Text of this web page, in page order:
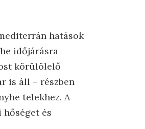
hatások
időjárásra
körülölelő
is áll – részben
telekhez. A
és